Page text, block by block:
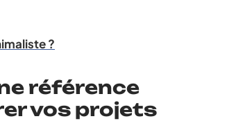
?
référence
vos projets